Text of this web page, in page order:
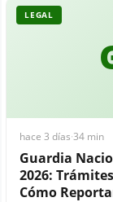
LEGAL
hace 3 días·34 min
Guardia
2026:
Cómo